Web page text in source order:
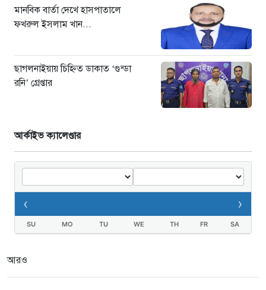
মানবিক বার্তা দেখে হাসপাতালে
ফখরুল ইসলাম খান...
ছাগলনাইয়ায় চিহ্নিত ডাকাত ‘গুন্ডা
রনি’ গ্রেপ্তার
আর্কাইভ ক্যালেণ্ডার
‹ ›
SU MO TU WE TH FR SA
আরও